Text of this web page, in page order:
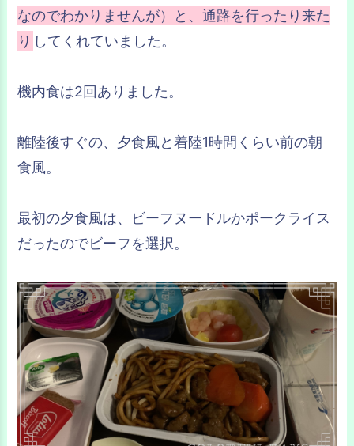
なのでわかりませんが）と、通路を行ったり来た
り してくれていました。
機内食は2回ありました。
離陸後すぐの、夕食風と着陸1時間くらい前の朝
食風。
最初の夕食風は、ビーフヌードルかポークライス
だったのでビーフを選択。